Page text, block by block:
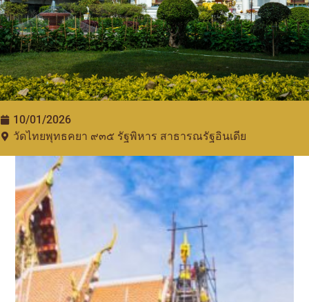
10/01/2026
วัดไทยพุทธคยา ๙๓๕​ รัฐพิหาร สาธารณรัฐอินเดีย